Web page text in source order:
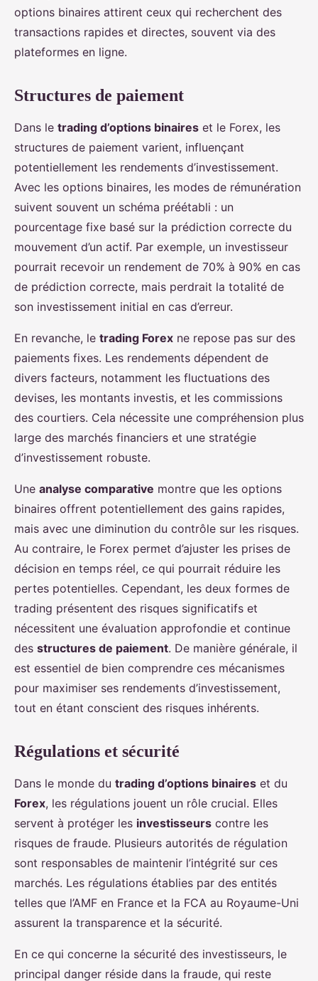
options binaires attirent ceux qui recherchent des
transactions rapides et directes, souvent via des
plateformes en ligne.
Structures de paiement
Dans le trading d’options binaires et le Forex, les
structures de paiement varient, influençant
potentiellement les rendements d’investissement.
Avec les options binaires, les modes de rémunération
suivent souvent un schéma préétabli : un
pourcentage fixe basé sur la prédiction correcte du
mouvement d’un actif. Par exemple, un investisseur
pourrait recevoir un rendement de 70% à 90% en cas
de prédiction correcte, mais perdrait la totalité de
son investissement initial en cas d’erreur.
En revanche, le trading Forex ne repose pas sur des
paiements fixes. Les rendements dépendent de
divers facteurs, notamment les fluctuations des
devises, les montants investis, et les commissions
des courtiers. Cela nécessite une compréhension plus
large des marchés financiers et une stratégie
d’investissement robuste.
Une analyse comparative montre que les options
binaires offrent potentiellement des gains rapides,
mais avec une diminution du contrôle sur les risques.
Au contraire, le Forex permet d’ajuster les prises de
décision en temps réel, ce qui pourrait réduire les
pertes potentielles. Cependant, les deux formes de
trading présentent des risques significatifs et
nécessitent une évaluation approfondie et continue
des structures de paiement. De manière générale, il
est essentiel de bien comprendre ces mécanismes
pour maximiser ses rendements d’investissement,
tout en étant conscient des risques inhérents.
Régulations et sécurité
Dans le monde du trading d’options binaires et du
Forex, les régulations jouent un rôle crucial. Elles
servent à protéger les investisseurs contre les
risques de fraude. Plusieurs autorités de régulation
sont responsables de maintenir l’intégrité sur ces
marchés. Les régulations établies par des entités
telles que l’AMF en France et la FCA au Royaume-Uni
assurent la transparence et la sécurité.
En ce qui concerne la sécurité des investisseurs, le
principal danger réside dans la fraude, qui reste